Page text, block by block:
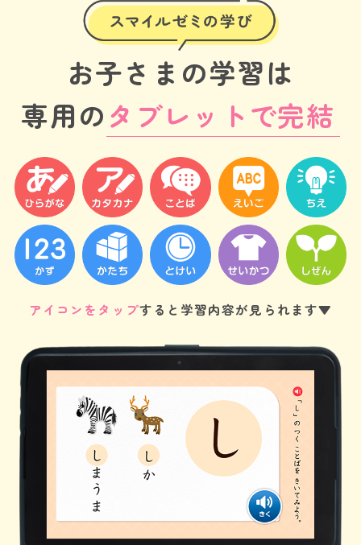
お子さまの学習は
専用のタブレットで完結
アイコンをタップすると学習内容が見られます▼